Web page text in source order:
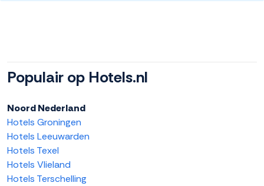
Populair op Hotels.nl
Noord Nederland
Hotels Groningen
Hotels Leeuwarden
Hotels Texel
Hotels Vlieland
Hotels Terschelling